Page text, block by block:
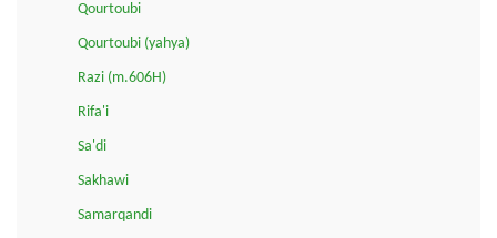
Qourtoubi
Qourtoubi (yahya)
Razi (m.606H)
Rifa'i
Sa'di
Sakhawi
Samarqandi